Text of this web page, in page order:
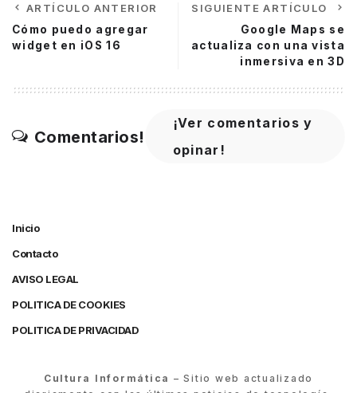
ARTÍCULO ANTERIOR
Cómo puedo agregar
widget en iOS 16
SIGUIENTE ARTÍCULO
Google Maps se
actualiza con una vista
inmersiva en 3D
Comentarios!
¡Ver comentarios y
opinar!
Inicio
Contacto
AVISO LEGAL
POLITICA DE COOKIES
POLITICA DE PRIVACIDAD
Cultura Informática – Sitio web actualizado